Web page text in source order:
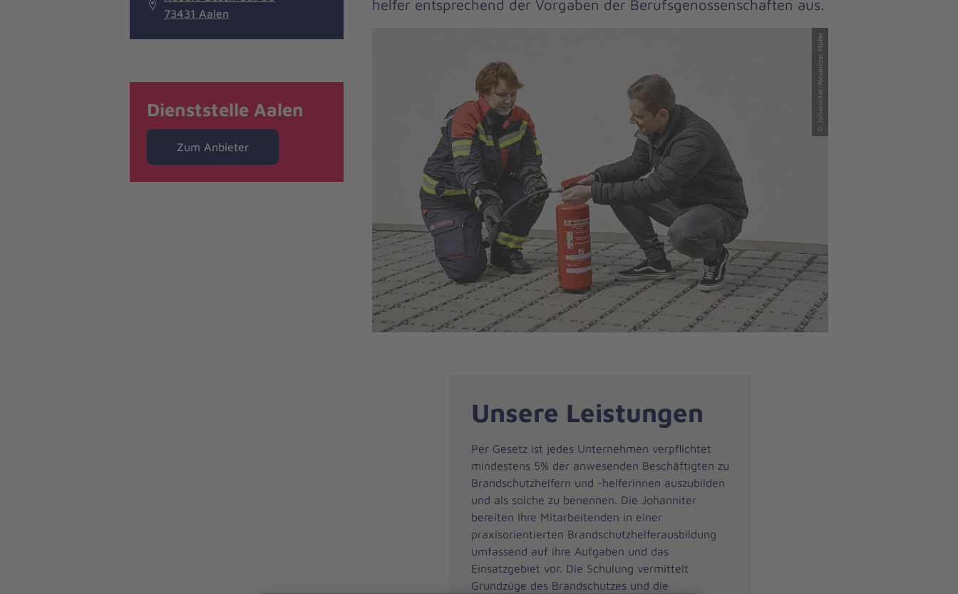
helfer entsprechend der Vorgaben der Berufsgenossenschaften aus.
© Johanniter/Alexander Müller
Unsere Leistungen
Per Gesetz ist jedes Unternehmen verpflichtet
mindestens 5% der anwesenden Beschäftigten zu
Brandschutzhelfern und -helferinnen auszubilden
und als solche zu benennen. Die Johanniter
bereiten Ihre Mitarbeitenden in einer
praxisorientierten Brandschutzhelferausbildung
umfassend auf ihre Aufgaben und das
Einsatzgebiet vor. Die Schulung vermittelt
Grundzüge des Brandschutzes und die
73431 Aalen
Dienststelle Aalen
Zum Anbieter